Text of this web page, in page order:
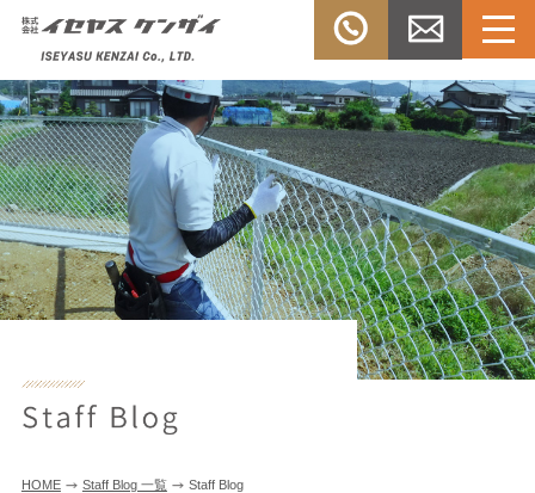
株式会社イセヤスケンザ
イ
0532-33-
3303
わせ
HOME Staff Blog 一覧 Staff Blog